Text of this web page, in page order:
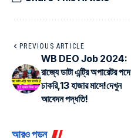
PREVIOUS ARTICLE
WB DEO Job 2024:
রাজ্যে ডাটা এন্ট্রি অপারেটর পদে
চাকরি,13 হাজার মাসে!দেখুন
আবেদন পদ্ধতি!
আরও পড়ুন